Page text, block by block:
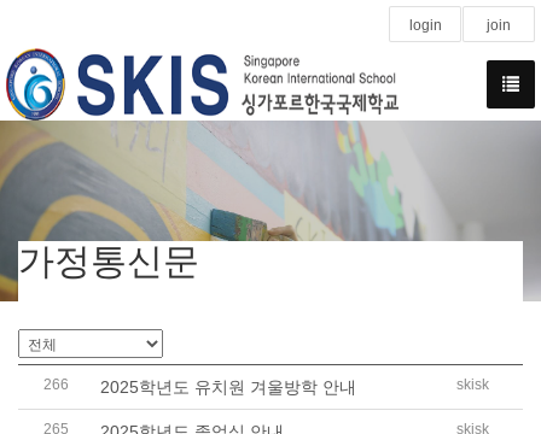
login join
가정통신문
266 2025학년도 유치원 겨울방학 안내 skisk
265 skisk